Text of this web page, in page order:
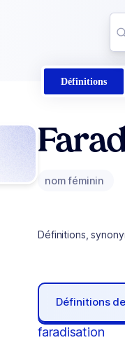
Définitions
nom féminin
Définitions,
Définitions de
faradisation